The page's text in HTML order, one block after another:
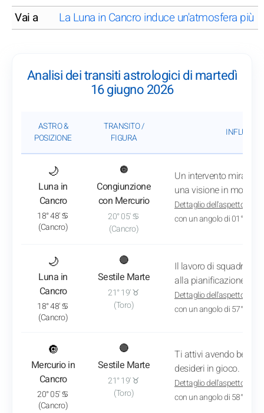
Vai a
La Luna in Cancro induce un'atmosfera più
Analisi dei transiti astrologici di martedì
16 giugno 2026
ASTRO &
POSIZIONE
TRANSITO /
FIGURA
🌙
Luna in
Cancro
: Vedi l'analisi del transito
18° 48' ♋
(Cancro)
🔘
Congiunzione
con Mercurio
20° 05' ♋
(Cancro)
Un intervento mirato
una visione in modo
Dettaglio dell'aspetto
con un angolo di 01° 17'
🌙
Luna in
Cancro
: Vedi l'analisi del transito
18° 48' ♋
(Cancro)
🔴
Sestile Marte
21° 19' ♉
(Toro)
Il lavoro di squadra
alla pianificazione di
Dettaglio dell'aspetto
con un angolo di 57° 29'
🔘
Mercurio in
Cancro
: Vedi l'analisi del transito
20° 05' ♋
(Cancro)
🔴
Sestile Marte
21° 19' ♉
(Toro)
Ti attivi avendo ben
desideri in gioco.
Dettaglio dell'aspetto
con un angolo di 58° 46'